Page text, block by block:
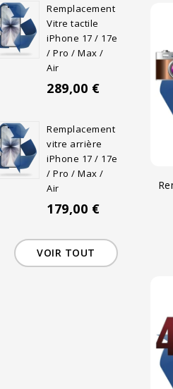
Remplacement
Vitre tactile
iPhone 17 / 17e
/ Pro / Max /
Air
289,00 €
Remplacement
vitre arrière
iPhone 17 / 17e
/ Pro / Max /
Air
179,00 €
VOIR TOUT